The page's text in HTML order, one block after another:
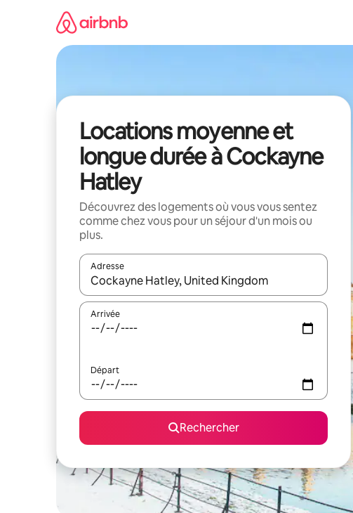
Locations moyenne et
longue durée à Cockayne
Hatley
Découvrez des logements où vous vous sentez
comme chez vous pour un séjour d'un mois ou
plus.
Adresse
Lorsque les résultats s'affichent, utilisez les flèches vers
Arrivée
Départ
Rechercher